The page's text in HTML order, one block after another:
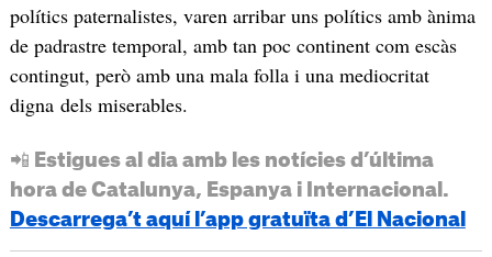
polítics paternalistes, varen arribar uns polítics amb ànima
de padrastre temporal, amb tan poc continent com escàs
contingut, però amb una mala folla i una mediocritat
digna dels miserables.
📲 Estigues al dia amb les notícies d’última
hora de Catalunya, Espanya i Internacional.
Descarrega’t aquí l’app gratuïta d’El Nacional